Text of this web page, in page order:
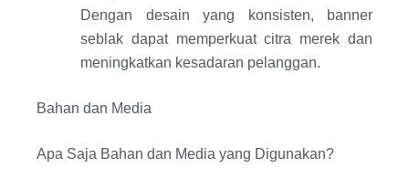
Dengan desain yang konsisten, banner
seblak dapat memperkuat citra merek dan
meningkatkan kesadaran pelanggan.
Bahan dan Media
Apa Saja Bahan dan Media yang Digunakan?